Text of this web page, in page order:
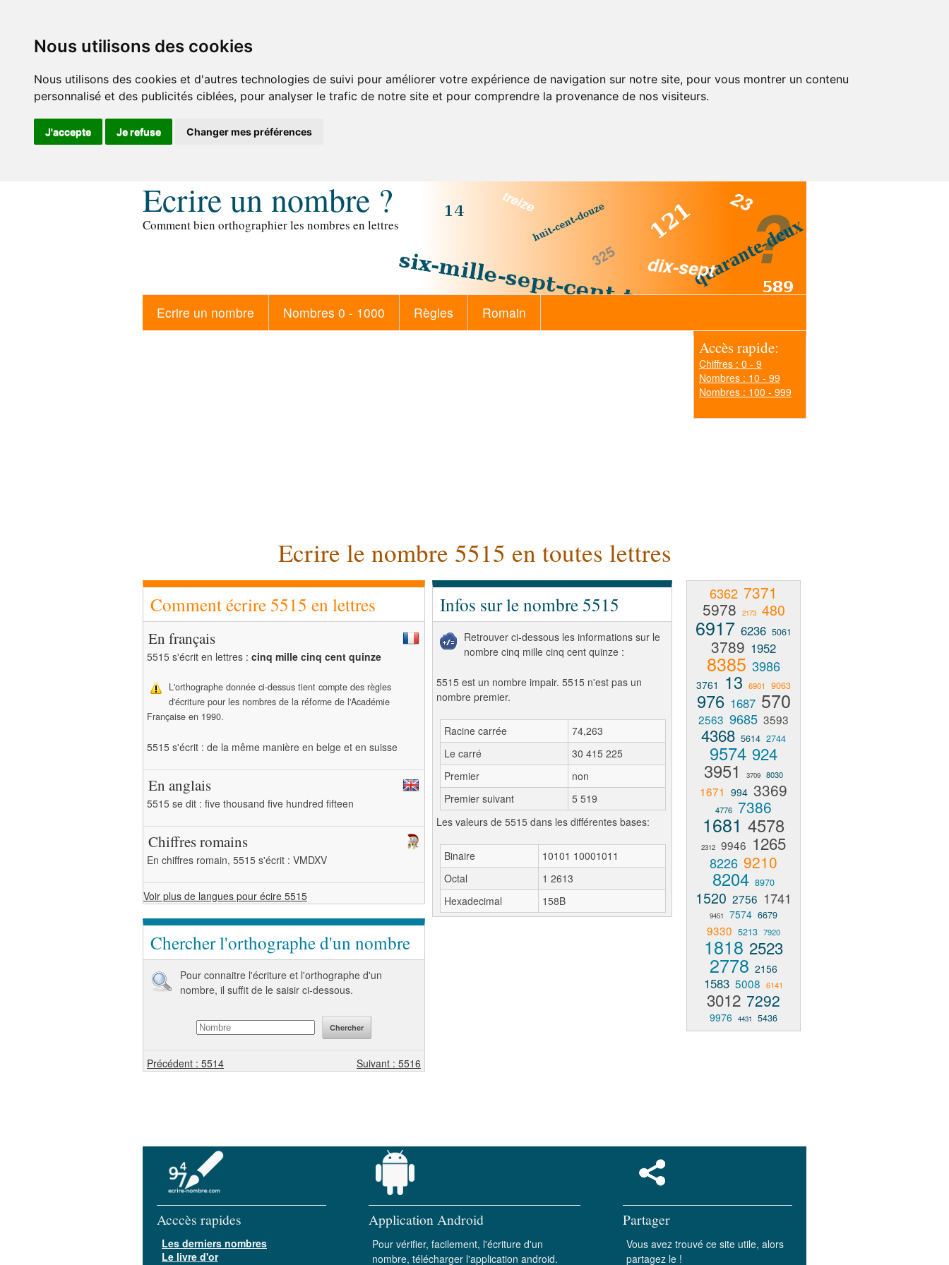
Nous utilisons des cookies
Nous utilisons des cookies et d'autres technologies de suivi pour améliorer votre expérience de navigation sur notre site, pour vous montrer un contenu
personnalisé et des publicités ciblées, pour analyser le trafic de notre site et pour comprendre la provenance de nos visiteurs.
J'accepte Je refuse Changer mes préférences
Ecrire un nombre ?
Comment bien orthographier les nombres en lettres
Ecrire un nombre Nombres 0 - 1000 Règles Romain
Accès rapide:
Chiffres : 0 - 9
Nombres : 10 - 99
Nombres : 100 - 999
Ecrire le nombre 5515 en toutes lettres
Comment écrire 5515 en lettres
En français
5515 s'écrit en lettres : cinq mille cinq cent quinze
L'orthographe donnée ci-dessus tient compte des règles
d'écriture pour les nombres de la réforme de l'Académie
Française en 1990.
5515 s'écrit : de la même manière en belge et en suisse
En anglais
5515 se dit : five thousand five hundred fifteen
Chiffres romains
En chiffres romain, 5515 s'écrit : VMDXV
Voir plus de langues pour écire 5515
Chercher l'orthographe d'un nombre
Pour connaitre l'écriture et l'orthographe d'un
nombre, il suffit de le saisir ci-dessous.
Précédent : 5514 Suivant : 5516
Infos sur le nombre 5515
Retrouver ci-dessous les informations sur le
nombre cinq mille cinq cent quinze :
5515 est un nombre impair. 5515 n'est pas un
nombre premier.
Racine carrée
74,263
Le carré
30 415 225
Premier
non
Premier suivant
5 519
Les valeurs de 5515 dans les différentes bases:
Binaire
10101 10001011
Octal
1 2613
Hexadecimal
158B
6362 7371
5978
2173 480
6917 6236 5061
3789 1952
8385 3986
3761 13 6901 9063
976 1687 570
2563 9685 3593
4368 5614 2744
9574 924
3951 3709 8030
1671 994 3369
4776 7386
1681 4578
2312 9946 1265
8226 9210
8204 8970
1520 2756 1741
9451 7574 6679
9330 5213 7920
1818 2523
2778 2156
1583 5008 6141
3012 7292
9976 4431 5436
Acccès rapides
Les derniers nombres
Le livre d'or
Application Android
Pour vérifier, facilement, l'écriture d'un
nombre, télécharger l'application android.
Partager
Vous avez trouvé ce site utile, alors
partagez le !